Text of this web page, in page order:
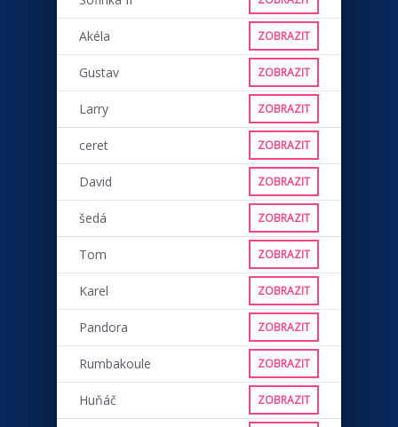
Akéla ZOBRAZIT
Gustav ZOBRAZIT
Larry ZOBRAZIT
ceret ZOBRAZIT
David ZOBRAZIT
šedá ZOBRAZIT
Tom ZOBRAZIT
Karel ZOBRAZIT
Pandora ZOBRAZIT
Rumbakoule ZOBRAZIT
Huňáč ZOBRAZIT